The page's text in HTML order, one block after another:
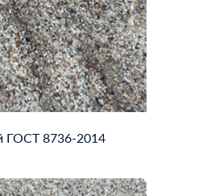
ГОСТ 8736-2014